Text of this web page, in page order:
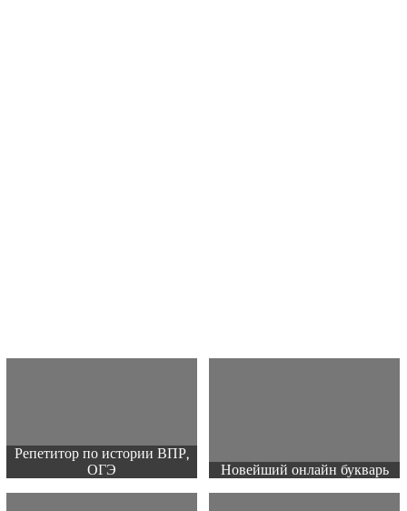
Репетитор по истории ВПР,
ОГЭ
Новейший онлайн букварь